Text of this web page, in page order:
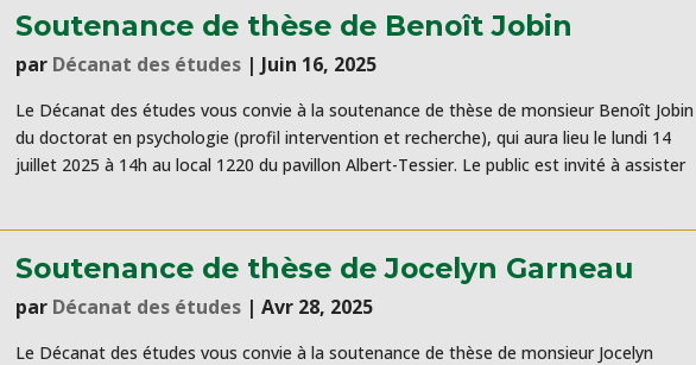
Soutenance de thèse de Benoît Jobin
par Décanat des études | Juin 16, 2025
Le Décanat des études vous convie à la soutenance de thèse de monsieur Benoît Jobin
du doctorat en psychologie (profil intervention et recherche), qui aura lieu le lundi 14
juillet 2025 à 14h au local 1220 du pavillon Albert-Tessier. Le public est invité à assister
Soutenance de thèse de Jocelyn Garneau
par Décanat des études |Avr 28, 2025
Le Décanat des études vous convie à la soutenance de thèse de monsieur Jocelyn